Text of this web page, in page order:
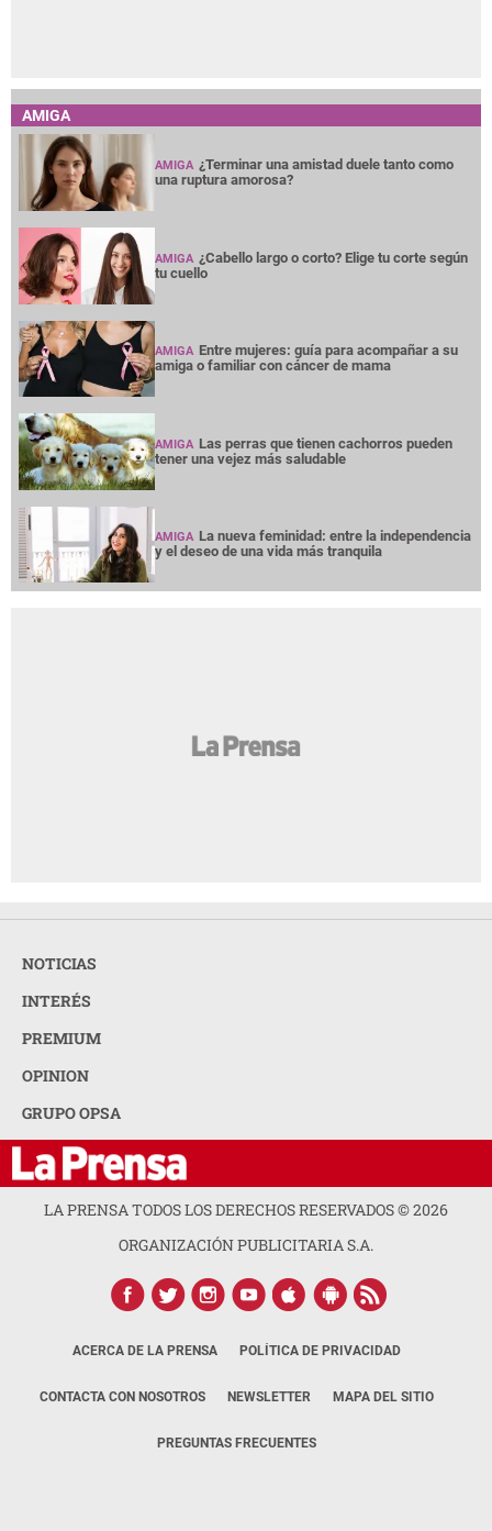
AMIGA
AMIGA ¿Terminar una amistad duele tanto como
una ruptura amorosa?
AMIGA ¿Cabello largo o corto? Elige tu corte según
tu cuello
AMIGA Entre mujeres: guía para acompañar a su
amiga o familiar con cáncer de mama
AMIGA Las perras que tienen cachorros pueden
tener una vejez más saludable
AMIGA La nueva feminidad: entre la independencia
y el deseo de una vida más tranquila
NOTICIAS
INTERÉS
PREMIUM
OPINION
GRUPO OPSA
LA PRENSA TODOS LOS DERECHOS RESERVADOS ©2026
ORGANIZACIÓN PUBLICITARIA S.A.
ACERCA DE LA PRENSA POLÍTICA DE PRIVACIDAD
CONTACTA CON NOSOTROS NEWSLETTER MAPA DEL SITIO
PREGUNTAS FRECUENTES